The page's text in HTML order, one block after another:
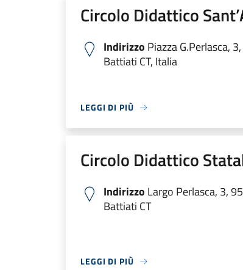
Circolo Didattico
Indirizzo Piazza G.Perlasca,
Battiati CT, Italia
LEGGI DI PIÙ
Circolo Didattico
Indirizzo Largo Perlasca, 3,
Battiati CT
LEGGI DI PIÙ